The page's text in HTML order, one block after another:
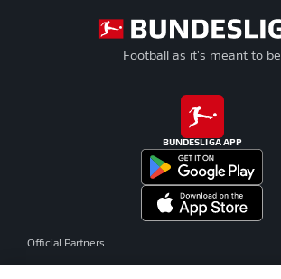
Football as it's meant to be
BUNDESLIGA APP
Official Partners